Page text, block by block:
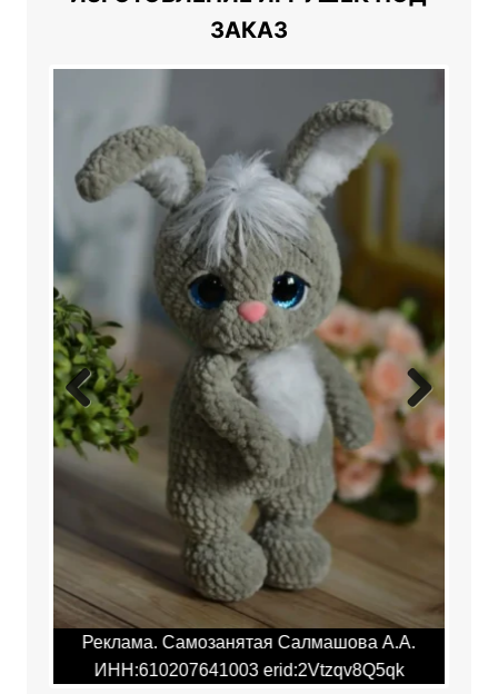
ЗАКАЗ
Салмашова А.А.
Реклама. Самозанятая
ИНН:610207641003
Previ
ous
Next